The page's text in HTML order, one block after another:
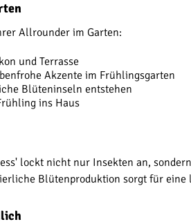
Allrounder im Garten:
und Terrasse
Akzente im Frühlingsgarten
Blüteninseln entstehen
ins Haus
lockt nicht nur Insekten an,
Blütenproduktion sorgt für